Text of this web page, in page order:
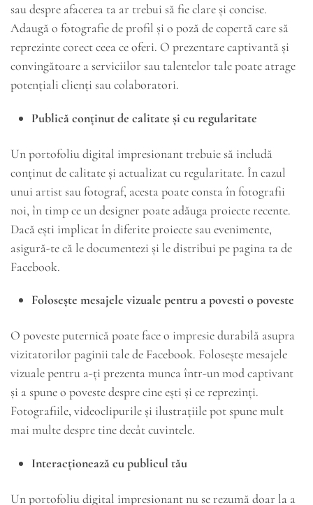
sau despre afacerea ta ar trebui să fie clare și concise.
Adaugă o fotografie de profil și o poză de copertă care să
reprezinte corect ceea ce oferi. O prezentare captivantă și
convingătoare a serviciilor sau talentelor tale poate atrage
potențiali clienți sau colaboratori.
Publică conținut de calitate și cu regularitate
Un portofoliu digital impresionant trebuie să includă
conținut de calitate și actualizat cu regularitate. În cazul
unui artist sau fotograf, acesta poate consta în fotografii
noi, în timp ce un designer poate adăuga proiecte recente.
Dacă ești implicat în diferite proiecte sau evenimente,
asigură-te că le documentezi și le distribui pe pagina ta de
Facebook.
Folosește mesajele vizuale pentru a povesti o poveste
O poveste puternică poate face o impresie durabilă asupra
vizitatorilor paginii tale de Facebook. Folosește mesajele
vizuale pentru a-ți prezenta munca într-un mod captivant
și a spune o poveste despre cine ești și ce reprezinți.
Fotografiile, videoclipurile și ilustrațiile pot spune mult
mai multe despre tine decât cuvintele.
Interacționează cu publicul tău
Un portofoliu digital impresionant nu se rezumă doar la a